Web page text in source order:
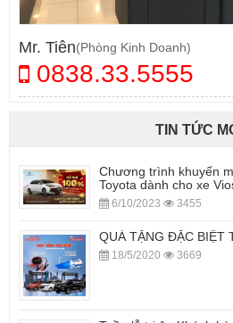
Mr. Tiên(Phòng Kinh Doanh)
0838.33.5555
TIN TỨC
Chương trình khuyến
Toyota dành cho xe
6/10/2023 3455
QUÀ TẶNG ĐẶC BIỆT
18/5/2020 3669